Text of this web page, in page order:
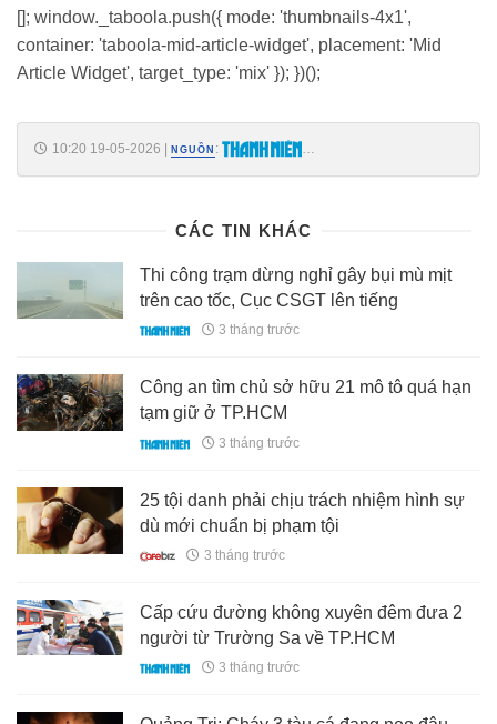
[]; window._taboola.push({ mode: 'thumbnails-4x1',
container: 'taboola-mid-article-widget', placement: 'Mid
Article Widget', target_type: 'mix' }); })();
10:20 19-05-2026 | NGUỒN :
CÁC TIN KHÁC
Thi công trạm dừng nghỉ gây bụi mù mịt
trên cao tốc, Cục CSGT lên tiếng
3 tháng trước
Công an tìm chủ sở hữu 21 mô tô quá hạn
tạm giữ ở TP.HCM
3 tháng trước
25 tội danh phải chịu trách nhiệm hình sự
dù mới chuẩn bị phạm tội
3 tháng trước
Cấp cứu đường không xuyên đêm đưa 2
người từ Trường Sa về TP.HCM
3 tháng trước